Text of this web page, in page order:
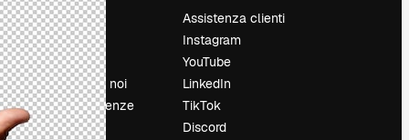
Prezzi
Chi siamo
Recensioni
Lavora con noi
Cerca tendenze
Blog
Assistenza clienti
Instagram
YouTube
LinkedIn
TikTok
Discord